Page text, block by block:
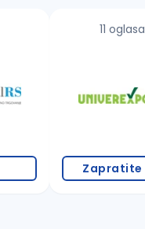
11 oglasa
Zapratite